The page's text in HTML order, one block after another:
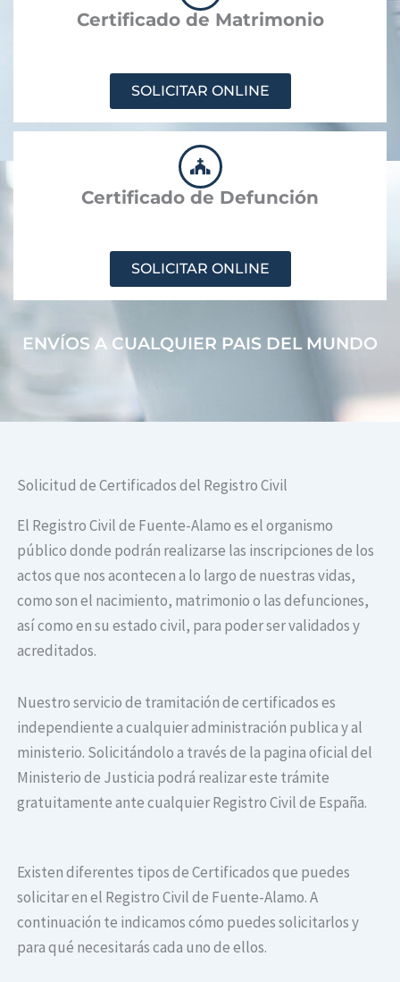
Certificado de Matrimonio
SOLICITAR ONLINE
Certificado de Defunción
SOLICITAR ONLINE
ENVÍOS A CUALQUIER PAIS DEL MUNDO
Solicitud de Certificados del Registro Civil
El Registro Civil de Fuente-Alamo es el organismo
público donde podrán realizarse las inscripciones de los
actos que nos acontecen a lo largo de nuestras vidas,
como son el nacimiento, matrimonio o las defunciones,
así como en su estado civil, para poder ser validados y
acreditados.
Nuestro servicio de tramitación de certificados es
independiente a cualquier administración publica y al
ministerio. Solicitándolo a través de la pagina oficial del
Ministerio de Justicia podrá realizar este trámite
gratuitamente ante cualquier Registro Civil de España.
Existen diferentes tipos de Certificados que puedes
solicitar en el Registro Civil de Fuente-Alamo. A
continuación te indicamos cómo puedes solicitarlos y
para qué necesitarás cada uno de ellos.